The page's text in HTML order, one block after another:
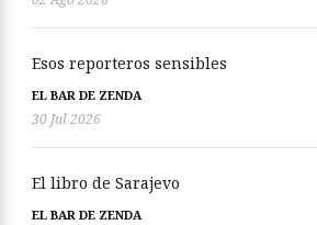
Esos reporteros sensibles
EL BAR DE ZENDA
30 Jul 2026
El libro de Sarajevo
EL BAR DE ZENDA